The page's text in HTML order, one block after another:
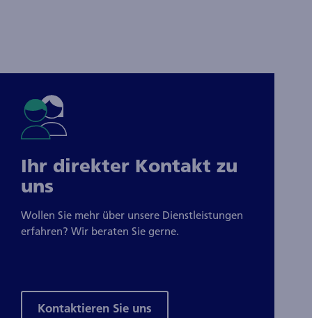
Ihr direkter Kontakt zu
uns
Wollen Sie mehr über unsere Dienstleistungen
erfahren? Wir beraten Sie gerne.
Kontaktieren Sie uns